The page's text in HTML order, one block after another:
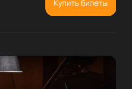
Купить билеты